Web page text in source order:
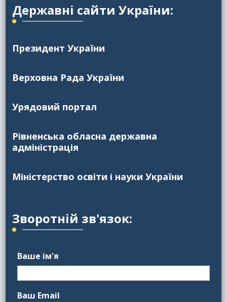
Державні сайти України:
Президент України
Верховна Рада України
Урядовий портал
Рівненська обласна державна
адміністрація
Міністерство освіти і науки України
Зворотній зв'язок:
Ваше ім'я
Ваш Email